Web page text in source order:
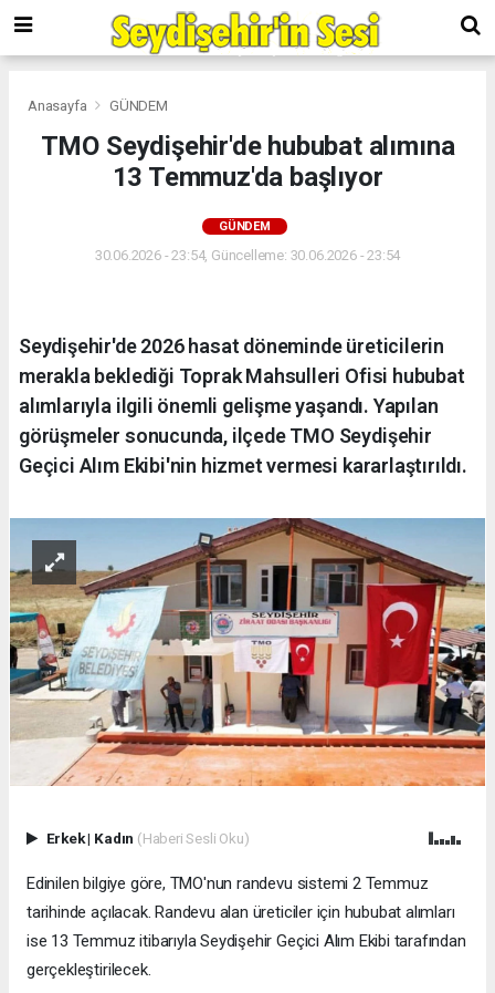
Anasayfa GÜNDEM
TMO Seydişehir'de hububat alımına
13 Temmuz'da başlıyor
GÜNDEM
30.06.2026 - 23:54, Güncelleme: 30.06.2026 - 23:54
Seydişehir'de 2026 hasat döneminde üreticilerin
merakla beklediği Toprak Mahsulleri Ofisi hububat
alımlarıyla ilgili önemli gelişme yaşandı. Yapılan
görüşmeler sonucunda, ilçede TMO Seydişehir
Geçici Alım Ekibi'nin hizmet vermesi kararlaştırıldı.
Erkek| Kadın (Haberi Sesli Oku)
Edinilen bilgiye göre, TMO'nun randevu sistemi 2 Temmuz
tarihinde açılacak. Randevu alan üreticiler için hububat alımları
ise 13 Temmuz itibarıyla Seydişehir Geçici Alım Ekibi tarafından
gerçekleştirilecek.